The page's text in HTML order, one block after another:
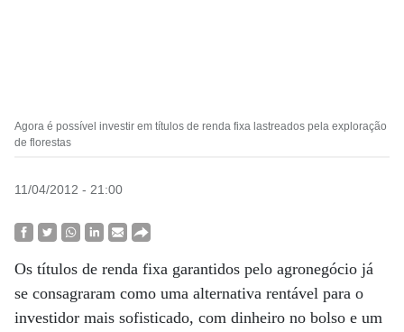
Agora é possível investir em títulos de renda fixa lastreados pela exploração
de florestas
11/04/2012 - 21:00
Os títulos de renda fixa garantidos pelo agronegócio já
se consagraram como uma alternativa rentável para o
investidor mais sofisticado, com dinheiro no bolso e um